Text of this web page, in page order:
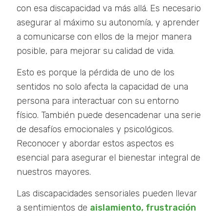
con esa discapacidad va más allá. Es necesario
asegurar al máximo su autonomía, y aprender
a comunicarse con ellos de la mejor manera
posible, para mejorar su calidad de vida.
Esto es porque la pérdida de uno de los
sentidos no solo afecta la capacidad de una
persona para interactuar con su entorno
físico. También puede desencadenar una serie
de desafíos emocionales y psicológicos.
Reconocer y abordar estos aspectos es
esencial para asegurar el bienestar integral de
nuestros mayores.
Las discapacidades sensoriales pueden llevar
a sentimientos de aislamiento, frustración